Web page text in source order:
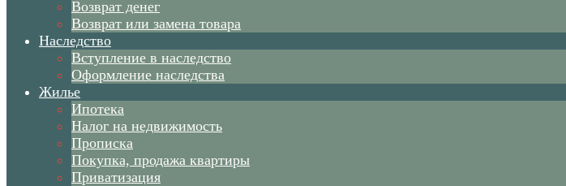
Возврат денег
Возврат или замена товара
Наследство
Вступление в наследство
Оформление наследства
Жилье
Ипотека
Налог на недвижимость
Прописка
Покупка, продажа квартиры
Приватизация